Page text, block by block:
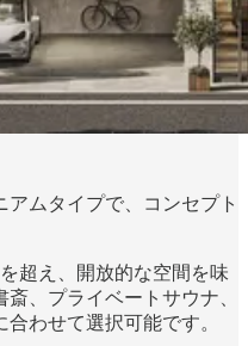
ムタイプで、コンセプト
超え、開放的な空間を味
、プライベートサウナ、
わせて選択可能です。